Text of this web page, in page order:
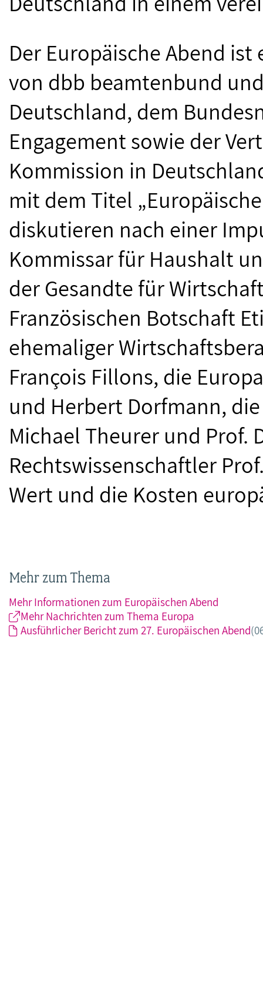
Der Europäische Abend
von dbb beamtenbund
Deutschland, dem
Engagement sowie der
Kommission in
mit dem Titel
diskutieren nach einer
Kommissar für Haushalt
der Gesandte für
Französischen Botschaft
ehemaliger
François Fillons, die
und Herbert Dorfmann,
Michael Theurer und Prof.
Rechtswissenschaftler
Wert und die Kosten
Mehr zum Thema
Mehr Informationen zum Europäischen Abend
Mehr Nachrichten zum Thema Europa
Ausführlicher Bericht zum 27. Europäischen Abend